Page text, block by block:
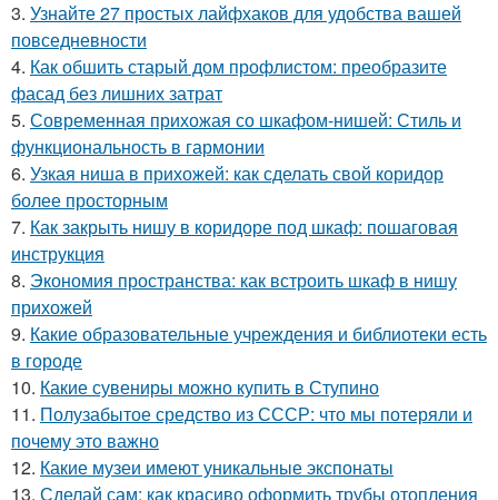
3. Узнайте 27 простых лайфхаков для удобства вашей
повседневности
4. Как обшить старый дом профлистом: преобразите
фасад без лишних затрат
5. Современная прихожая со шкафом-нишей: Стиль и
функциональность в гармонии
6. Узкая ниша в прихожей: как сделать свой коридор
более просторным
7. Как закрыть нишу в коридоре под шкаф: пошаговая
инструкция
8. Экономия пространства: как встроить шкаф в нишу
прихожей
9. Какие образовательные учреждения и библиотеки есть
в городе
10. Какие сувениры можно купить в Ступино
11. Полузабытое средство из СССР: что мы потеряли и
почему это важно
12. Какие музеи имеют уникальные экспонаты
13. Сделай сам: как красиво оформить трубы отопления